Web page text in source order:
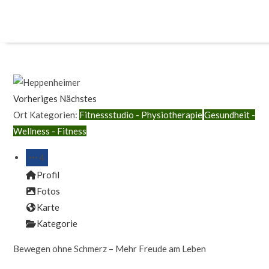
Vorheriges Nächstes
Ort Kategorien: Fitnessstudio - PhysiotherapieGesundheit -
Wellness - Fitness
4
Profil
Fotos
Karte
Kategorie
Bewegen ohne Schmerz – Mehr Freude am Leben